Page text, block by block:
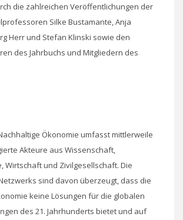
die zahlreichen Veröffentlichungen der
Silke Bustamante, Anja
Herr und Stefan Klinski sowie den
des Jahrbuchs und Mitgliedern des
Ökonomie umfasst mittlerweile
Akteure aus Wissenschaft,
Wirtschaft und Zivilgesellschaft. Die
sind davon überzeugt, dass die
keine Lösungen für die globalen
des 21. Jahrhunderts bietet und auf